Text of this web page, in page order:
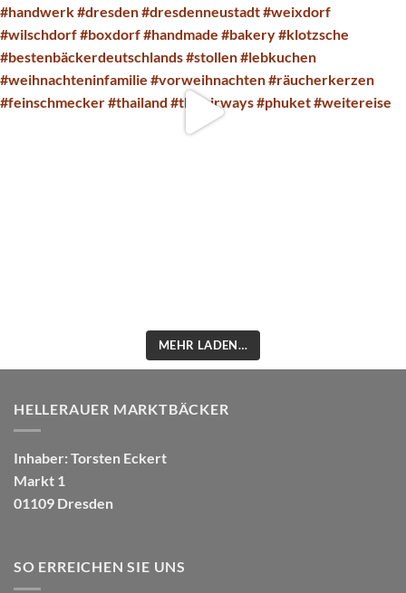
MEHR LADEN…
HELLERAUER MARKTBÄCKER
Inhaber: Torsten Eckert
Markt 1
01109 Dresden
SO ERREICHEN SIE UNS